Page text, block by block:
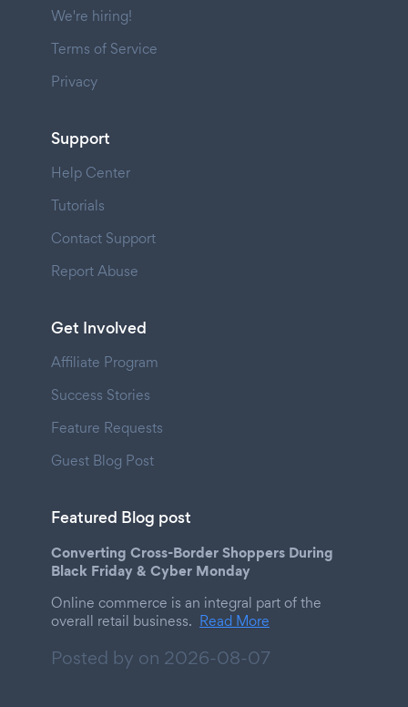
We're hiring!
Terms of Service
Privacy
Support
Help Center
Tutorials
Contact Support
Report Abuse
Get Involved
Affiliate Program
Success Stories
Feature Requests
Guest Blog Post
Featured Blog post
Converting Cross-Border Shoppers During
Black Friday & Cyber Monday
Online commerce is an integral part of the
overall retail business. Read More
Posted by on 2026-08-07